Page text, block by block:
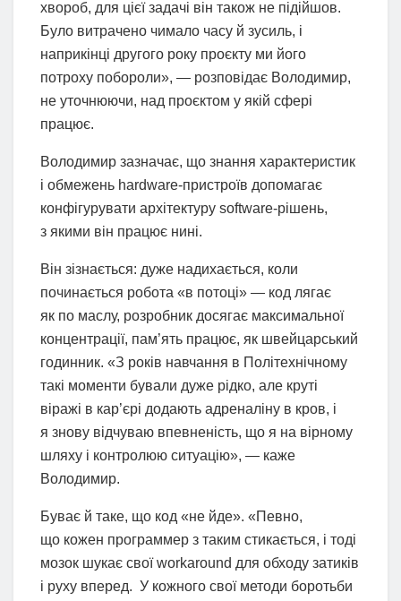
хвороб, для цієї задачі він також не підійшов.
Було витрачено чимало часу й зусиль, і
наприкінці другого року проєкту ми його
потроху побороли», — розповідає Володимир,
не уточнюючи, над проєктом у якій сфері
працює.
Володимир зазначає, що знання характеристик
і обмежень hardware-пристроїв допомагає
конфігурувати архітектуру software-рішень,
з якими він працює нині.
Він зізнається: дуже надихається, коли
починається робота «в потоці» — код лягає
як по маслу, розробник досягає максимальної
концентрації, пам’ять працює, як швейцарський
годинник. «З років навчання в Політехнічному
такі моменти бували дуже рідко, але круті
віражі в кар’єрі додають адреналіну в кров, і
я знову відчуваю впевненість, що я на вірному
шляху і контролюю ситуацію», — каже
Володимир.
Буває й таке, що код «не йде». «Певно,
що кожен программер з таким стикається, і тоді
мозок шукає свої workaround для обходу затиків
і руху вперед. У кожного свої методи боротьби